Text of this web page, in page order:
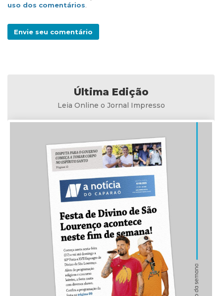
uso dos comentários.
Envie seu comentário
Última Edição
Leia Online o Jornal Impresso